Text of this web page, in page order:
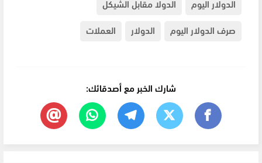
الدولار اليوم
الدولا مقابل الشيكل
صرف الدولار اليوم
الدولار العملات
شارك الخبر مع أصدقائك: